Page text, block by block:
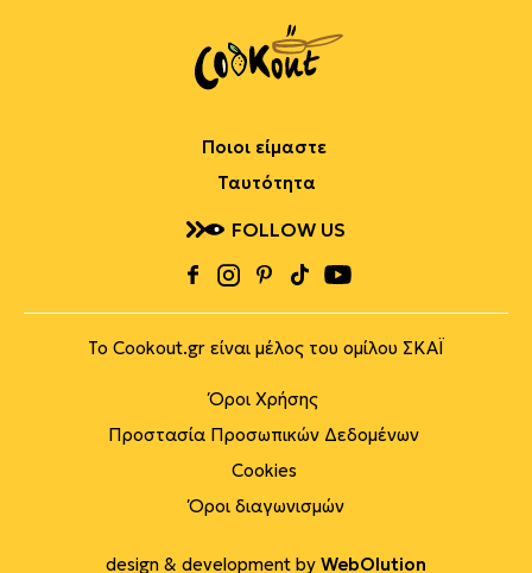
Ποιοι είμαστε
Ταυτότητα
FOLLOW US
Το Cookout.gr είναι μέλος του ομίλου ΣΚΑΪ
Όροι Χρήσης
Προστασία Προσωπικών Δεδομένων
Cookies
Όροι διαγωνισμών
design & development by WebOlution